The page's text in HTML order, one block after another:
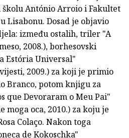
António Arroio i Fakultet
Lisabonu. Dosad je objavio
između ostalih, triler "A
2008.), borhesovski
Estória Universal"
2009.) za koji je primio
Branco, potom knjigu za
que Devoraram o Meu Pai"
oca, 2010.) za koju je
Colaço. Nakon toga
de Kokoschka"